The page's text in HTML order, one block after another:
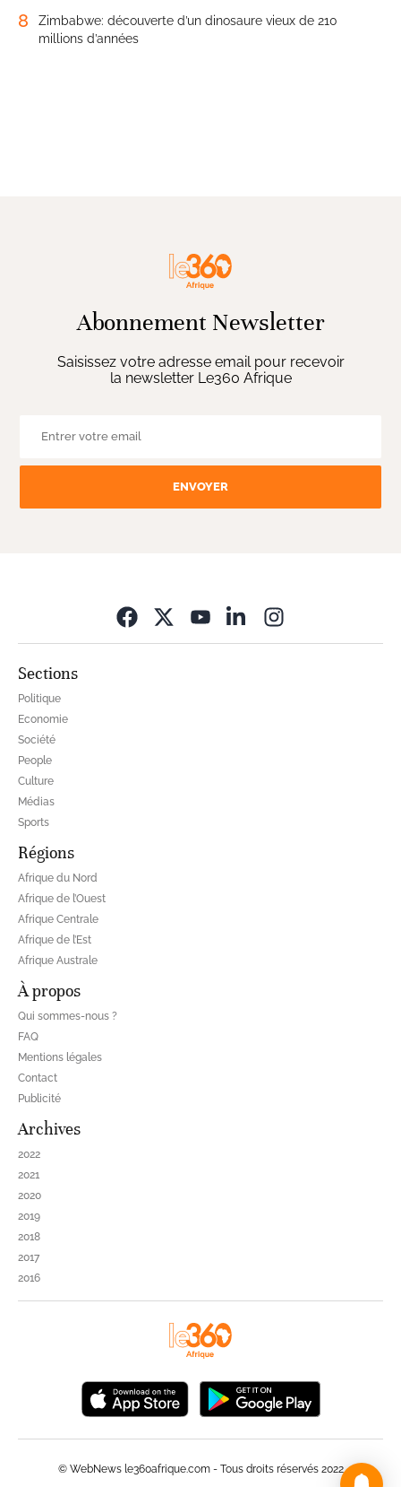
8
Zimbabwe: découverte d’un dinosaure vieux de 210
millions d’années
Abonnement Newsletter
Saisissez votre adresse email pour recevoir
la newsletter Le360 Afrique
ENVOYER
Sections
Politique
Economie
Société
People
Culture
Médias
Sports
Régions
Afrique du Nord
Afrique de l’Ouest
Afrique Centrale
Afrique de l’Est
Afrique Australe
À propos
Qui sommes-nous ?
FAQ
Mentions légales
Contact
Publicité
Archives
2022
2021
2020
2019
2018
2017
2016
© WebNews le360afrique.com - Tous droits réservés 2022